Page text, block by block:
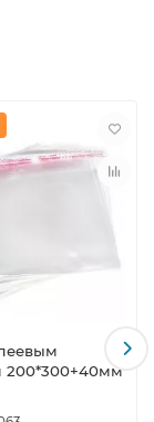
200*300+40мм